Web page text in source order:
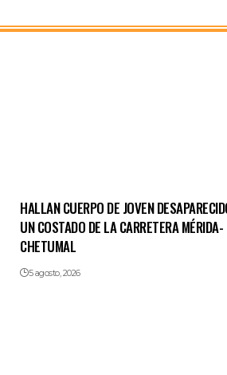
HALLAN CUERPO DE JOVEN
UN COSTADO DE LA CARRETERA MÉRIDA-
CHETUMAL
5 agosto, 2026